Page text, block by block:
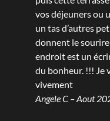
vos déjeuners ou
un tas d’autres
donnent le
endroit est un
du bonheur. !!! Je
vivement
Angele C – Aout